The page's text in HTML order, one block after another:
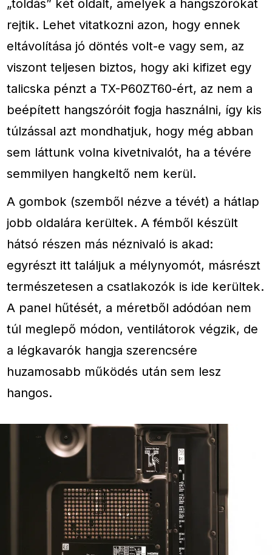
„toldás” két oldalt, amelyek a hangszórókat
rejtik. Lehet vitatkozni azon, hogy ennek
eltávolítása jó döntés volt-e vagy sem, az
viszont teljesen biztos, hogy aki kifizet egy
talicska pénzt a TX-P60ZT60-ért, az nem a
beépített hangszóróit fogja használni, így kis
túlzással azt mondhatjuk, hogy még abban
sem láttunk volna kivetnivalót, ha a tévére
semmilyen hangkeltő nem kerül.
A gombok (szemből nézve a tévét) a hátlap
jobb oldalára kerültek. A fémből készült
hátsó részen más néznivaló is akad:
egyrészt itt találjuk a mélynyomót, másrészt
természetesen a csatlakozók is ide kerültek.
A panel hűtését, a méretből adódóan nem
túl meglepő módon, ventilátorok végzik, de
a légkavarók hangja szerencsére
huzamosabb működés után sem lesz
hangos.